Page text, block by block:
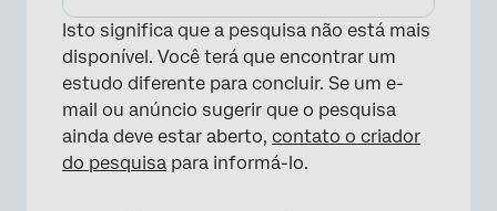
×
Isto significa que a pesquisa não está mais
disponível. Você terá que encontrar um
estudo diferente para concluir. Se um e-
mail ou anúncio sugerir que o pesquisa
ainda deve estar aberto, contato o criador
do pesquisa para informá-lo.